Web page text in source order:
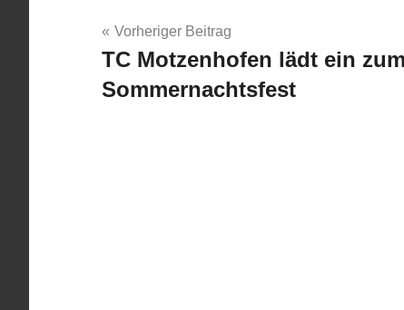
Beitragsnavigation
Vorheriger Beitrag
TC Motzenhofen lädt ein zum
Sommernachtsfest